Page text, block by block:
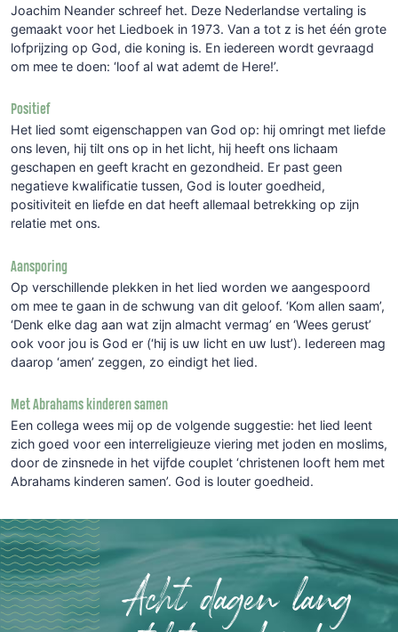
Joachim Neander schreef het. Deze Nederlandse vertaling is
gemaakt voor het Liedboek in 1973. Van a tot z is het één grote
lofprijzing op God, die koning is. En iedereen wordt gevraagd
om mee te doen: ‘loof al wat ademt de Here!’.
Positief
Het lied somt eigenschappen van God op: hij omringt met liefde
ons leven, hij tilt ons op in het licht, hij heeft ons lichaam
geschapen en geeft kracht en gezondheid. Er past geen
negatieve kwalificatie tussen, God is louter goedheid,
positiviteit en liefde en dat heeft allemaal betrekking op zijn
relatie met ons.
Aansporing
Op verschillende plekken in het lied worden we aangespoord
om mee te gaan in de schwung van dit geloof. ‘Kom allen saam’,
‘Denk elke dag aan wat zijn almacht vermag’ en ‘Wees gerust’
ook voor jou is God er (‘hij is uw licht en uw lust’). Iedereen mag
daarop ‘amen’ zeggen, zo eindigt het lied.
Met Abrahams kinderen samen
Een collega wees mij op de volgende suggestie: het lied leent
zich goed voor een interreligieuze viering met joden en moslims,
door de zinsnede in het vijfde couplet ‘christenen looft hem met
Abrahams kinderen samen’. God is louter goedheid.
Acht dagen lang